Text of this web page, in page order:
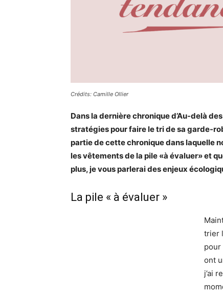
Crédits: Camille Ollier
Dans la dernière chronique d’Au-delà
stratégies pour faire le tri de sa garde-
partie de cette chronique dans laquelle
les vêtements de la pile «à évaluer» et
plus, je vous parlerai des enjeux
La pile « à évaluer »
trier
pour
ont
j’ai